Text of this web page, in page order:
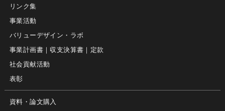
リンク集
事業活動
バリューデザイン・ラボ
事業計画書｜収支決算書｜定款
社会貢献活動
表彰
資料・論文購入